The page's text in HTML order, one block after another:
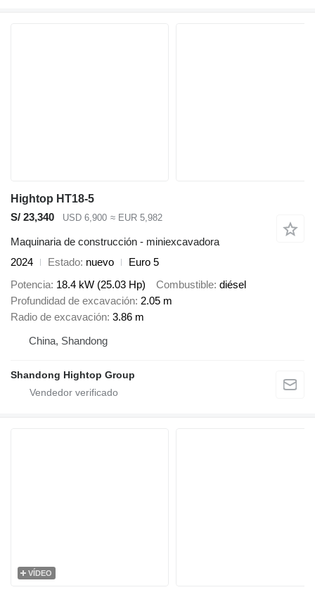
Hightop HT18-5
S/ 23,340
USD 6,900 ≈ EUR 5,982
Maquinaria de construcción - miniexcavadora
2024
Estado nuevo
Euro 5
Potencia 18.4 kW (25.03 Hp) Combustible diésel
Profundidad de excavación 2.05 m
Radio de excavación 3.86 m
China, Shandong
Shandong Hightop Group
VÍDEO